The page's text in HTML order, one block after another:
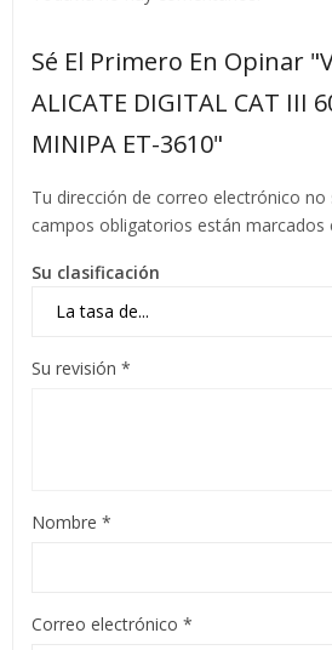
Sé El Primero En Opinar
ALICATE DIGITAL CAT III
MINIPA ET-3610"
Tu dirección de correo electrónico no
campos obligatorios están marcados
Su clasificación
Su revisión *
Nombre *
Correo electrónico *